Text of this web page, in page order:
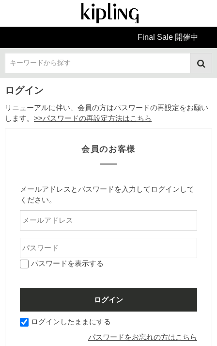
Final Sale 開催中
キーワードから探す
ログイン
リニューアルに伴い、会員の方はパスワードの再設定をお願い
します。 >>パスワードの再設定方法はこちら
会員のお客様
メールアドレスとパスワードを入力してログインして
ください。
パスワードを表示する
ログインしたままにする
パスワードをお忘れの方はこちら